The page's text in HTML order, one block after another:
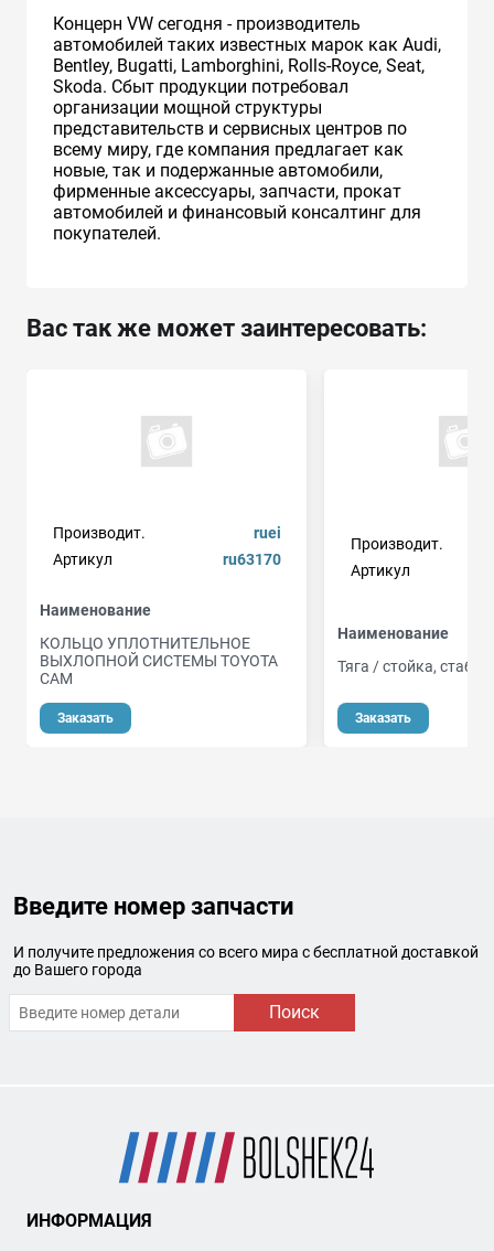
Концерн VW сегодня - производитель
автомобилей таких известных марок как Audi,
Bentley, Bugatti, Lamborghini, Rolls-Royce, Seat,
Skoda. Сбыт продукции потребовал
организации мощной структуры
представительств и сервисных центров по
всему миру, где компания предлагает как
новые, так и подержанные автомобили,
фирменные аксессуары, запчасти, прокат
автомобилей и финансовый консалтинг для
покупателей.
Вас так же может заинтересовать:
Производит.
ruei
Артикул
ru63170
Наименование
КОЛЬЦО УПЛОТНИТЕЛЬНОЕ
ВЫХЛОПНОЙ СИСТЕМЫ TOYOTA
CAM
Заказать
Производит.
Артикул
Наименование
Тяга / стойка,
Заказать
Введите номер запчасти
И получите предложения со всего мира с бесплатной доставкой
до Вашего города
Поиск
ИНФОРМАЦИЯ